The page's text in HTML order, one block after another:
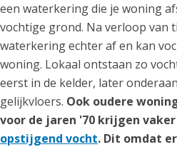
een waterkering die je woning
vochtige grond. Na verloop van
waterkering echter af en kan
woning. Lokaal ontstaan zo
eerst in de kelder, later
gelijkvloers. Ook oudere
voor de jaren '70 krijgen
opstijgend vocht. Dit omdat